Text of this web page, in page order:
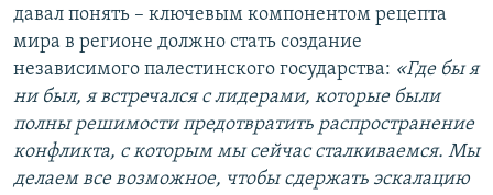
давал понять – ключевым компонентом рецепта
мира в регионе должно стать создание
независимого палестинского государства: «Где бы я
ни был, я встречался с лидерами, которые были
полны решимости предотвратить распространение
конфликта, с которым мы сейчас сталкиваемся. Мы
делаем все возможное, чтобы сдержать эскалацию